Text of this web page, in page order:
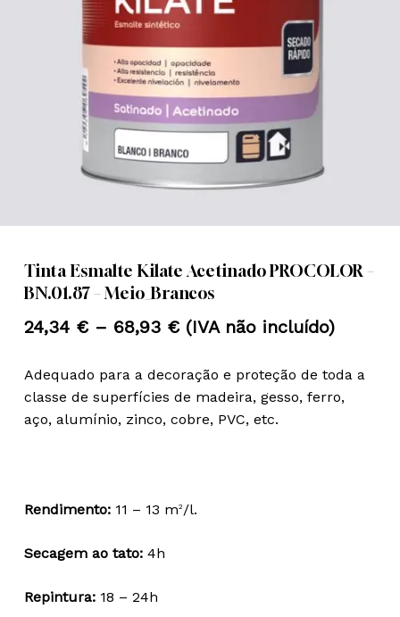
Tinta Esmalte Kilate Acetinado PROCOLOR –
BN.01.87 – Meio_Brancos
24,34 € – 68,93 €Price
24,34 €
through
68,93 €
(IVA não incluído)
Adequado para a decoração e proteção de toda a
classe de superfícies de madeira, gesso, ferro,
aço, alumínio, zinco, cobre, PVC, etc.
Rendimento:11 – 13 m2 /l.
Secagem ao tato:4h
Repintura:18 – 24h
Nome*
Email
próxima vez que eu comentar.